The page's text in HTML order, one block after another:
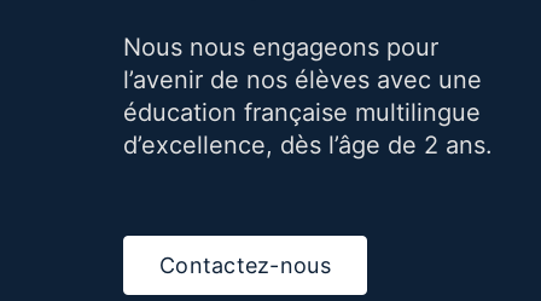
Nous nous engageons pour
l’avenir de nos élèves avec une
éducation française multilingue
d’excellence, dès l’âge de 2 ans.
Contactez-nous